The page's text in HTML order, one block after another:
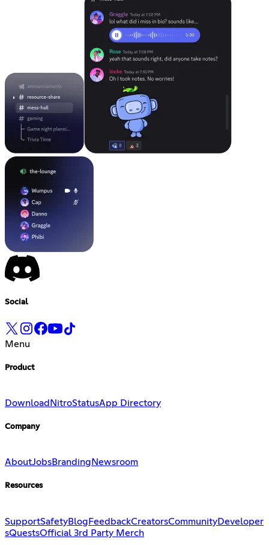
Social
Menu
Product
Download NitroStatusApp Directory
Company
AboutJobsBranding Newsroom
Resources
SupportSafetyBlog FeedbackCreatorsCommunityDeveloper
sQuestsOfficial 3rd Party Merch